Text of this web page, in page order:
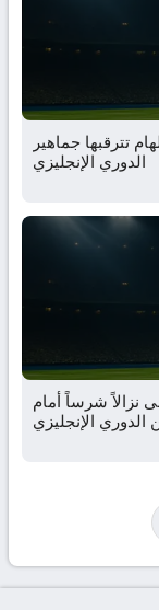
تترقبها جماهير
الدوري الإنجليزي
نزالاً شرساً أمام
الإنجليزي